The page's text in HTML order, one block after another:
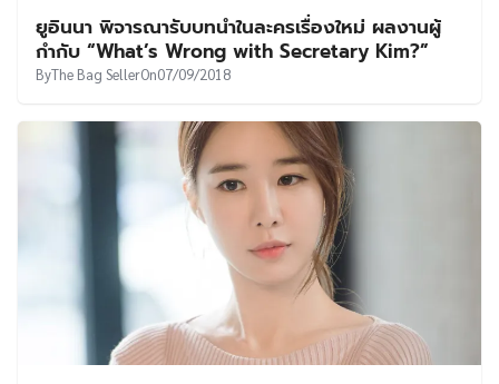
ยูอินนา พิจารณารับบทนำในละครเรื่องใหม่ ผลงานผู้
กำกับ “What’s Wrong with Secretary Kim?”
ByThe Bag SellerOn07/09/2018